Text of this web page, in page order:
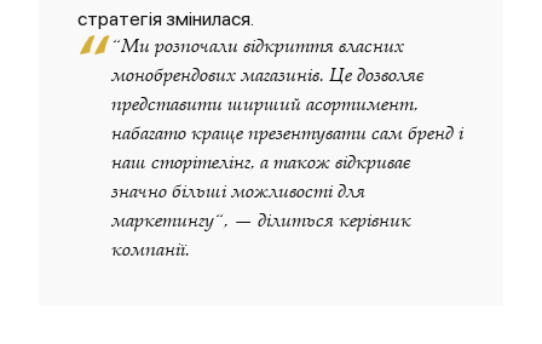
стратегія змінилася.
“ “Ми розпочали відкриття власних
монобрендових магазинів. Це дозволяє
представити ширший асортимент,
набагато краще презентувати сам бренд і
наш сторітелінг, а також відкриває
значно більші можливості для
маркетингу“, — ділиться керівник
компанії.